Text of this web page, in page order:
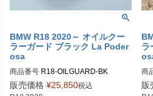
BMW R18 2020～ オイルクー
ラーガード ブラック La Poder
osa
商品番号 R18-OILGUARD-BK
販売価格 ¥25,850税込
ラ
商
販